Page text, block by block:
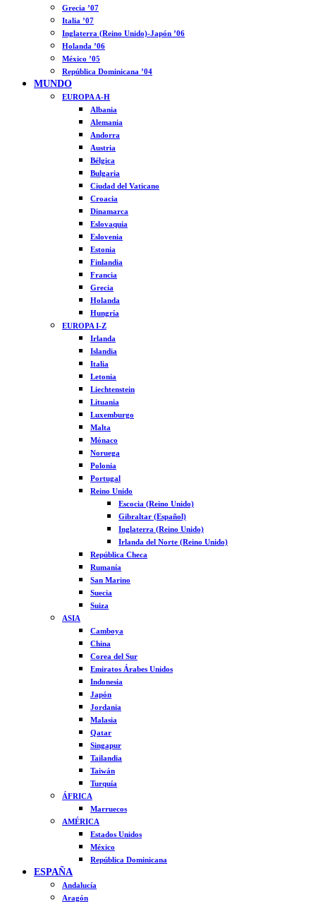
Grecia ’07
Italia ’07
Inglaterra (Reino Unido)-Japón ’06
Holanda ’06
México ’05
República Dominicana ’04
MUNDO
EUROPA A-H
Albania
Alemania
Andorra
Austria
Bélgica
Bulgaria
Ciudad del Vaticano
Croacia
Dinamarca
Eslovaquia
Eslovenia
Estonia
Finlandia
Francia
Grecia
Holanda
Hungría
EUROPA I-Z
Irlanda
Islandia
Italia
Letonia
Liechtenstein
Lituania
Luxemburgo
Malta
Mónaco
Noruega
Polonia
Portugal
Reino Unido
Escocia (Reino Unido)
Gibraltar (Español)
Inglaterra (Reino Unido)
Irlanda del Norte (Reino Unido)
República Checa
Rumanía
San Marino
Suecia
Suiza
ASIA
Camboya
China
Corea del Sur
Emiratos Árabes Unidos
Indonesia
Japón
Jordania
Malasia
Qatar
Singapur
Tailandia
Taiwán
Turquía
ÁFRICA
Marruecos
AMÉRICA
Estados Unidos
México
República Dominicana
ESPAÑA
Andalucía
Aragón